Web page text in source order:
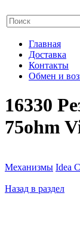
Главная
Доставка
Контакты
Обмен и
16330
75ohm
Механизмы Idea
Назад в раздел